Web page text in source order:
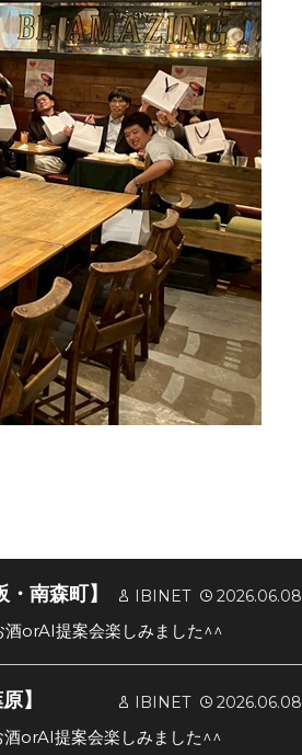
南森町】 IBINET 2026.06.08
orAI提案会楽しみました^^
】 IBINET 2026.06.08
orAI提案会楽しみました^^